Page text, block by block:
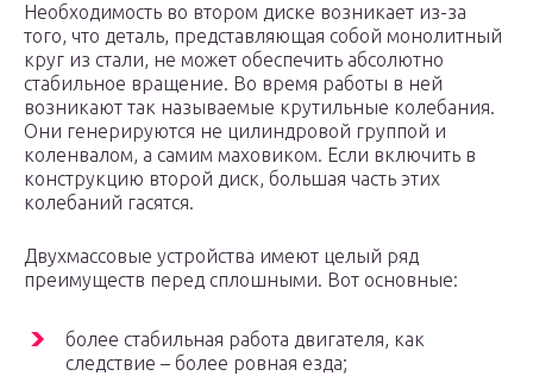
Необходимость во втором диске возникает из-за
того, что деталь, представляющая собой монолитный
круг из стали, не может обеспечить абсолютно
стабильное вращение. Во время работы в ней
возникают так называемые крутильные колебания.
Они генерируются не цилиндровой группой и
коленвалом, а самим маховиком. Если включить в
конструкцию второй диск, большая часть этих
колебаний гасятся.
Двухмассовые устройства имеют целый ряд
преимуществ перед сплошными. Вот основные:
более стабильная работа двигателя, как
следствие – более ровная езда;